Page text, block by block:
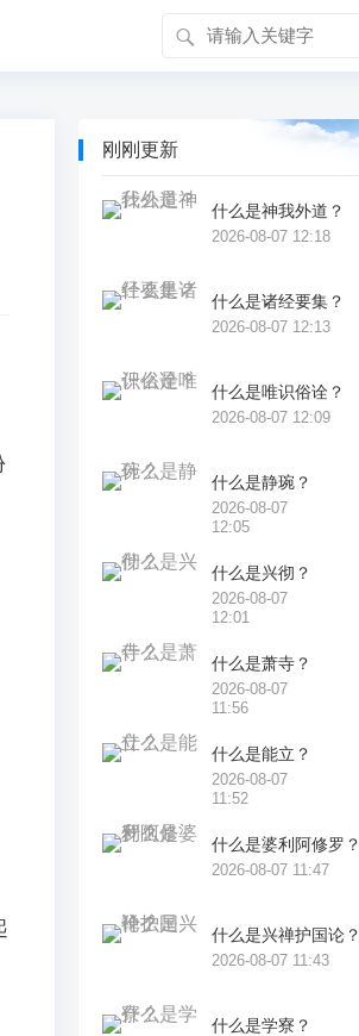
刚刚更新
什么是神我外道？
2026-08-07 12:18
什么是诸经要集？
2026-08-07 12:13
什么是唯识俗诠？
2026-08-07 12:09
什么是静琬？
2026-08-07
12:05
什么是兴彻？
2026-08-07
12:01
什么是萧寺？
2026-08-07
11:56
什么是能立？
2026-08-07
11:52
什么是婆利阿修罗？
2026-08-07 11:47
什么是兴禅护国论？
2026-08-07 11:43
什么是学寮？